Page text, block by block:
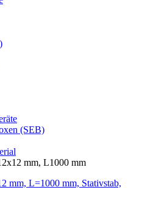
(SEB)
mm, L1000 mm